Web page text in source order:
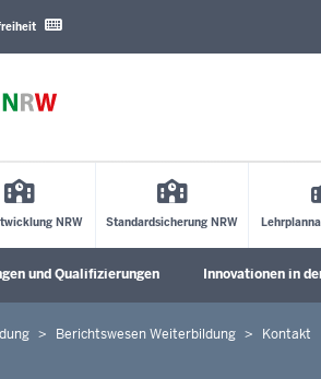
NRW Standardsicherung NRW
und Qualifizierungen Innovationen in
Berichtswesen Weiterbildung Kontakt